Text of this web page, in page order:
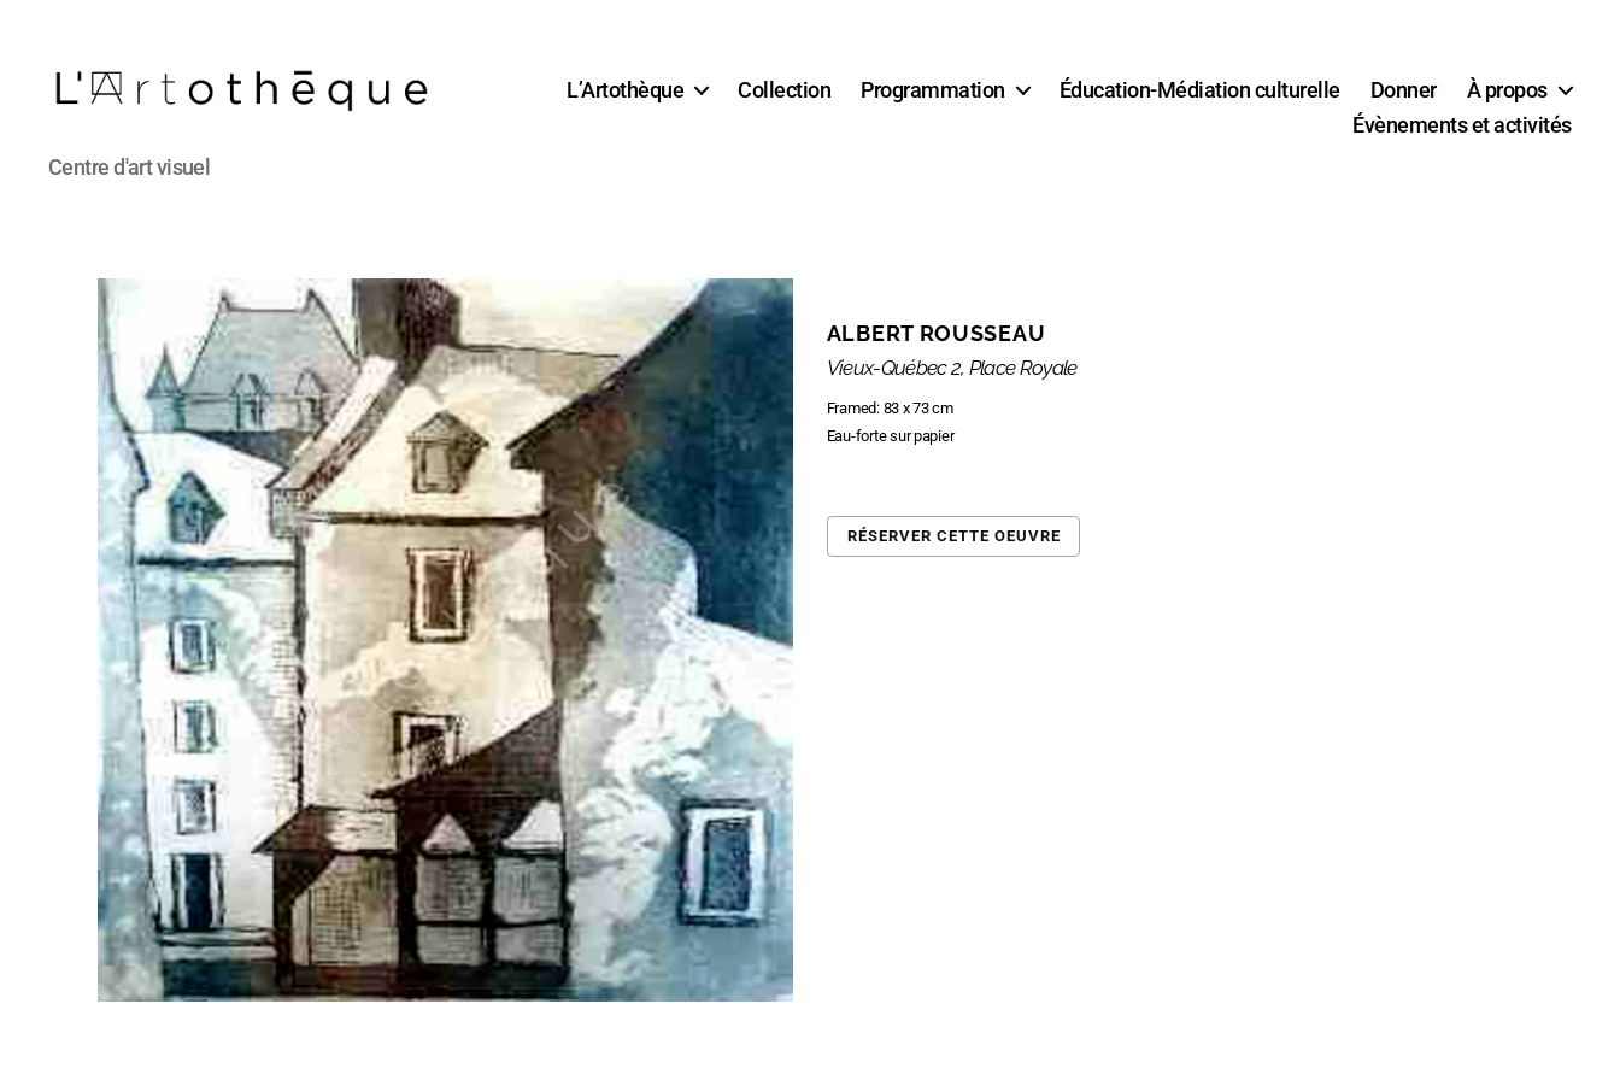
L'Artothèque
Centre d'art visuel
L’Artothèque Collection Programmation Éducation-Médiation culturelle Donner
À propos
Évènements et activités
ALBERT ROUSSEAU
Vieux-Québec 2, Place Royale
Framed: 83 x 73 cm
Eau-forte sur papier
RÉSERVER CETTE OEUVRE